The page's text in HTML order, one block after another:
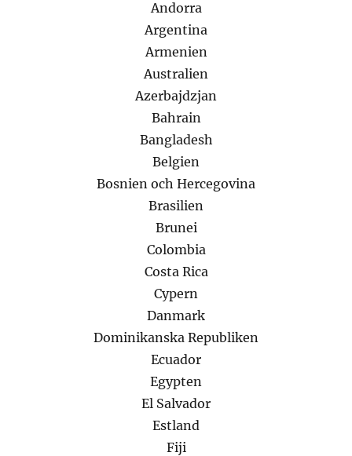
Andorra
Argentina
Armenien
Australien
Azerbajdzjan
Bahrain
Bangladesh
Belgien
Bosnien och Hercegovina
Brasilien
Brunei
Colombia
Costa Rica
Cypern
Danmark
Dominikanska Republiken
Ecuador
Egypten
El Salvador
Estland
Fiji